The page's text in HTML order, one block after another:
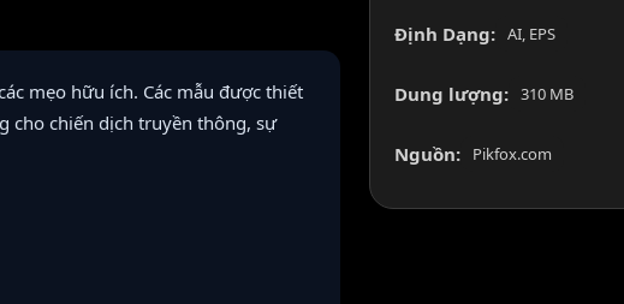
mẹo hữu ích. Các mẫu được thiết
cho chiến dịch truyền thông, sự
Định Dạng: AI, EPS
Dung lượng: 310 MB
Nguồn: Pikfox.com